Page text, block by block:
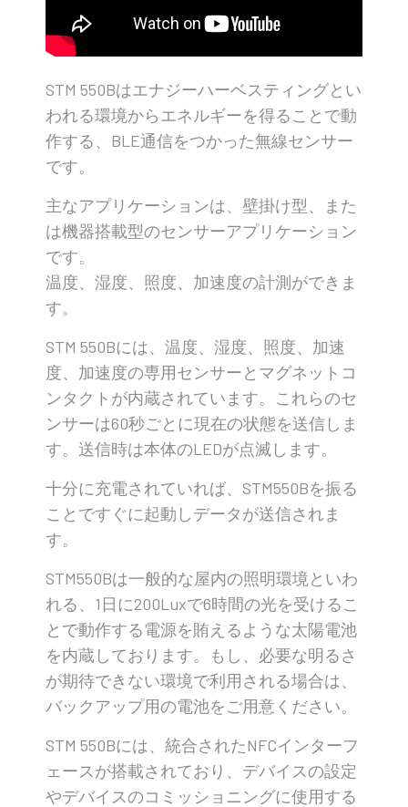
STM 550Bはエナジーハーベスティングとい
われる環境からエネルギーを得ることで動
作する、BLE通信をつかった無線センサー
です。
主なアプリケーションは、壁掛け型、また
は機器搭載型のセンサーアプリケーション
です。
温度、湿度、照度、加速度の計測ができま
す。
STM 550Bには、温度、湿度、照度、加速
度、加速度の専用センサーとマグネットコ
ンタクトが内蔵されています。これらのセ
ンサーは60秒ごとに現在の状態を送信しま
す。送信時は本体のLEDが点滅します。
十分に充電されていれば、STM550Bを振る
ことですぐに起動しデータが送信されま
す。
STM550Bは一般的な屋内の照明環境といわ
れる、1日に200Luxで6時間の光を受けるこ
とで動作する電源を賄えるような太陽電池
を内蔵しております。もし、必要な明るさ
が期待できない環境で利用される場合は、
バックアップ用の電池をご用意ください。
STM 550Bには、統合されたNFCインターフ
ェースが搭載されており、デバイスの設定
やデバイスのコミッショニングに使用する